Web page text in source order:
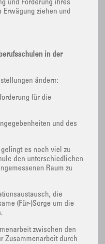
und Förderung ihres
Erwägung ziehen und
in der
ändern:
für die
und des
es noch viel zu
den unterschiedlichen
Raum zu
die
(Für-)Sorge um die
zwischen den
Zusammenarbeit durch